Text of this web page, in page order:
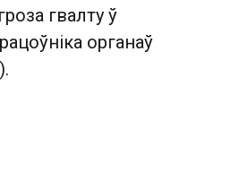
гвалту ў
органаў